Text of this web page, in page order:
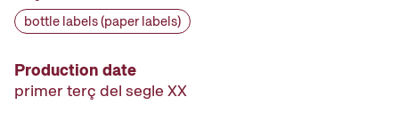
bottle labels (paper labels)
Production date
primer terç del segle XX